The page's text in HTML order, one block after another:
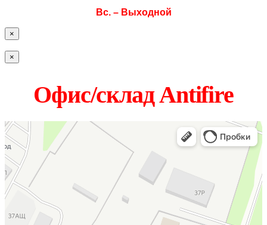
Вс. – Выходной
×
×
Офис/склад Antifire